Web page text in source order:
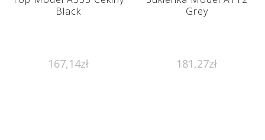
Black
167,14zł
Grey
181,27zł